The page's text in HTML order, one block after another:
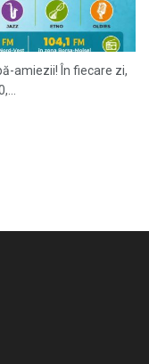
amiezii! În fiecare zi,